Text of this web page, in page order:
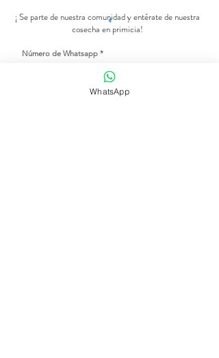
¡ Se parte de nuestra comunidad y entérate de nuestra
cosecha en primicia!
Número de Whatsapp
WhatsApp